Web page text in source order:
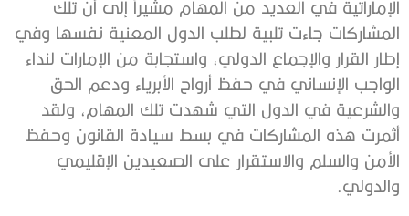
الإماراتية في العديد من المهام مشيراً إلى أن تلك
المشاركات جاءت تلبية لطلب الدول المعنية نفسها وفي
إطار القرار والإجماع الدولي، واستجابة من الإمارات لنداء
الواجب الإنساني في حفظ أرواح الأبرياء ودعم الحق
والشرعية في الدول التي شهدت تلك المهام، ولقد
أثمرت هذه المشاركات في بسط سيادة القانون وحفظ
الأمن والسلم والاستقرار على الصعيدين الإقليمي
والدولي.